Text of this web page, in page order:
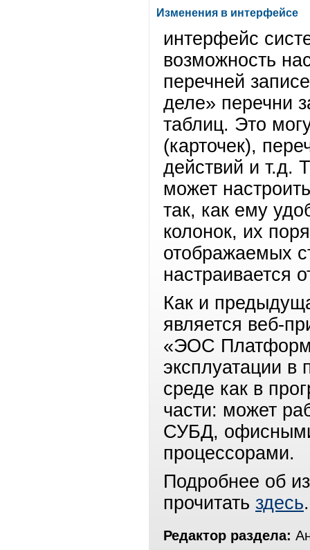
Изменения в интерфейсе
интерфейс
возможность
перечней
деле» перечни
таблиц. Это
(карточек),
действий и т.д.
может
так, как ему
колонок, их
отображаемых
настраивается
Как и
является веб-
«ЭОС
эксплуатации в
среде как в
части: может
СУБД,
процессорами.
Подробнее об
прочитать здесь.
Редактор раздела: